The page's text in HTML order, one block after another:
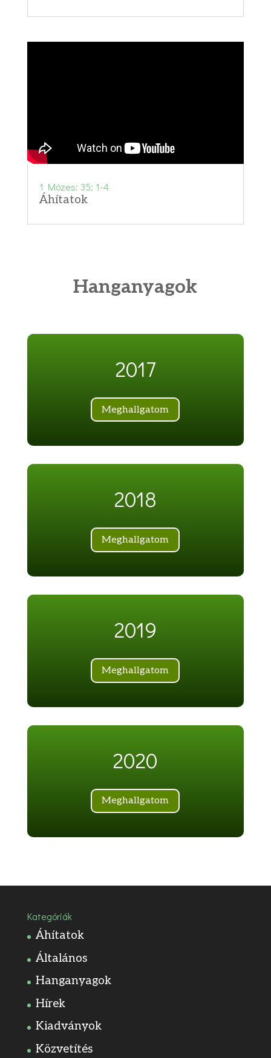
1 Mózes: 35; 1-4
Áhítatok
Hanganyagok
2017
Meghallgatom
2018
Meghallgatom
2019
Meghallgatom
2020
Meghallgatom
Kategóriák
Áhítatok
Általános
Hanganyagok
Hírek
Kiadványok
Közvetítés